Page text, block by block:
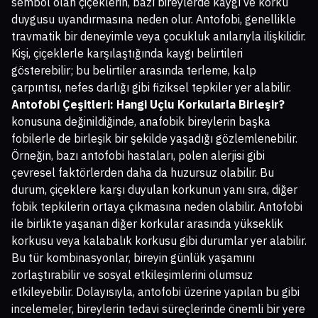
duygusu uyandırmasına neden olur. Antofobi, genellikle
travmatik bir deneyimle veya çocukluk anılarıyla ilişkilidir.
Kişi, çiçeklerle karşılaştığında kaygı belirtileri
gösterebilir; bu belirtiler arasında terleme, kalp
çarpıntısı, nefes darlığı gibi fiziksel tepkiler yer alabilir.
Antofobi Çeşitleri: Hangi Uçlu Korkularla Birleşir?
konusuna değinildiğinde, anafobik bireylerin başka
fobilerle de birleşik bir şekilde yaşadığı gözlemlenebilir.
Örneğin, bazı antofobi hastaları, polen alerjisi gibi
çevresel faktörlerden daha da huzursuz olabilir. Bu
durum, çiçeklere karşı duyulan korkunun yanı sıra, diğer
fobik tepkilerin ortaya çıkmasına neden olabilir. Antofobi
ile birlikte yaşanan diğer korkular arasında yükseklik
korkusu veya kalabalık korkusu gibi durumlar yer alabilir.
Bu tür kombinasyonlar, bireyin günlük yaşamını
zorlaştırabilir ve sosyal etkileşimlerini olumsuz
etkileyebilir. Dolayısıyla, antofobi üzerine yapılan bu gibi
incelemeler, bireylerin tedavi süreçlerinde önemli bir yere